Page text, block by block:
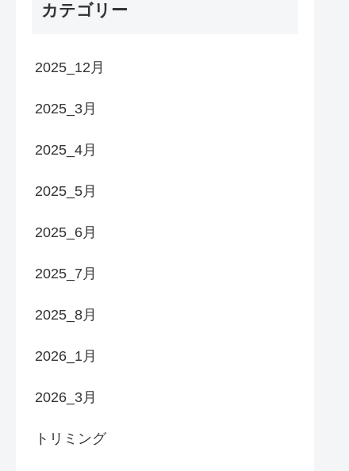
カテゴリー
2025_12月
2025_3月
2025_4月
2025_5月
2025_6月
2025_7月
2025_8月
2026_1月
2026_3月
トリミング